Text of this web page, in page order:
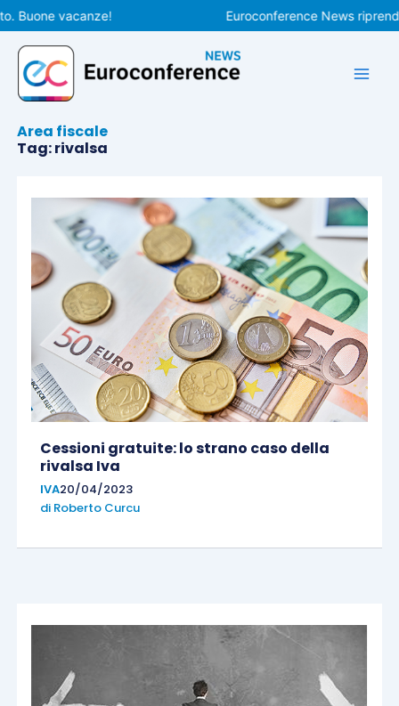
Vai
al
contenuto
vacanze! Euroconference News riprenderà
Area fiscale
Tag: rivalsa
Cessioni gratuite: lo strano caso della
rivalsa Iva
IVA20/04/2023
di Roberto Curcu